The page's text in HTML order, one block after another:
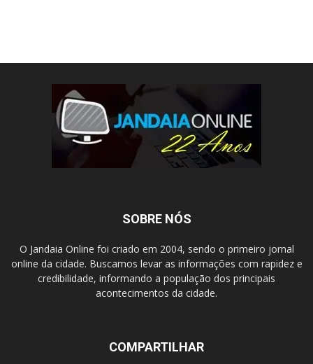
SOBRE NÓS
O Jandaia Online foi criado em 2004, sendo o primeiro jornal
online da cidade. Buscamos levar as informações com rapidez e
credibilidade, informando a população dos principais
acontecimentos da cidade.
COMPARTILHAR